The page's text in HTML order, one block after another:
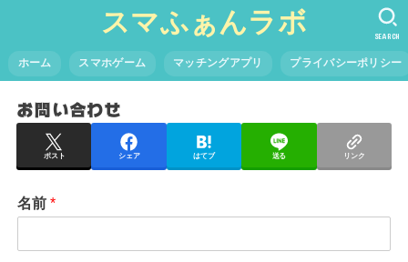
スマふぁんラボ
ホーム スマホゲーム マッチングアプリ プライバシーポリシー
SEARCH
お問い合わせ
ポスト シェア はてブ 送る リンク
名前 *